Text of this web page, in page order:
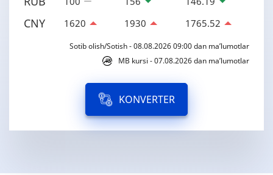
CNY 1620 1930 1765.52
Sotib olish/Sotish - 08.08.2026 09:00 dan ma’lumotlar
MB kursi - 07.08.2026 dan ma’lumotlar
KONVERTER